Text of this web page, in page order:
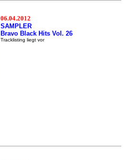
06.04.2012
SAMPLER
Bravo Black Hits Vol. 26
Tracklisting liegt vor